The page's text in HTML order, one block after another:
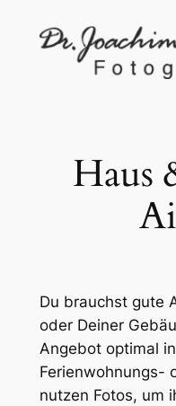
Inhalt
Haus
Du brauchst gute
oder Deiner
Angebot optimal
Ferienwohnungs-
nutzen Fotos, um